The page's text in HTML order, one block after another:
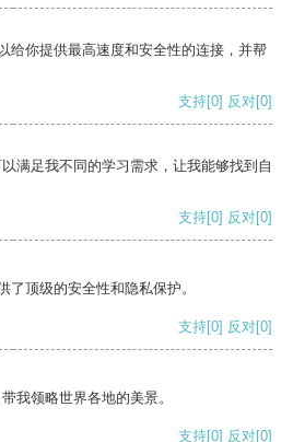
给你提供最高速度和安全性的连接，并帮
支持[0] 反对[0]
满足我不同的学习需求，让我能够找到自
支持[0] 反对[0]
顶级的安全性和隐私保护。
支持[0] 反对[0]
我领略世界各地的美景。
支持[0] 反对[0]